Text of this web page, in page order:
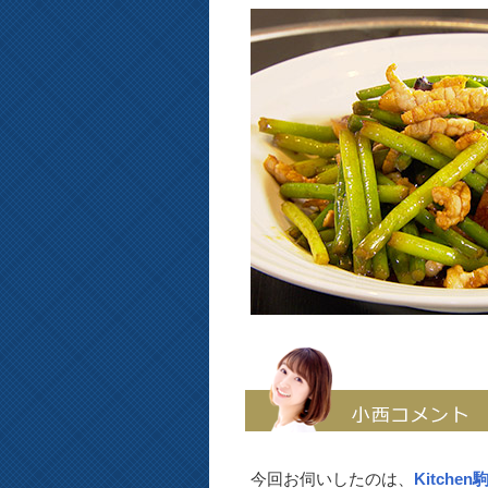
今回お伺いしたのは、 Kitchen